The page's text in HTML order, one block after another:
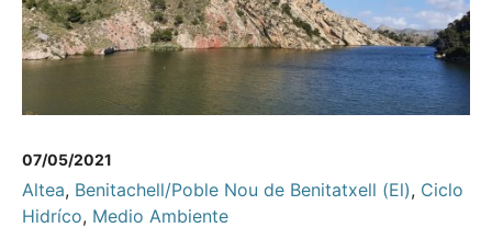
07/05/2021
Altea, Benitachell/Poble Nou de Benitatxell (El), Ciclo
Hidríco, Medio Ambiente